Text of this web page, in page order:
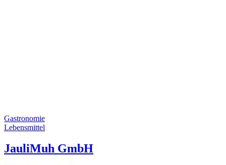
Gastronomie
Lebensmittel
JauliMuh GmbH